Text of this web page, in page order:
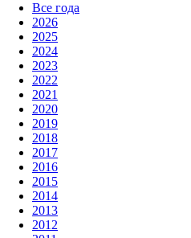
Все года
2026
2025
2024
2023
2022
2021
2020
2019
2018
2017
2016
2015
2014
2013
2012